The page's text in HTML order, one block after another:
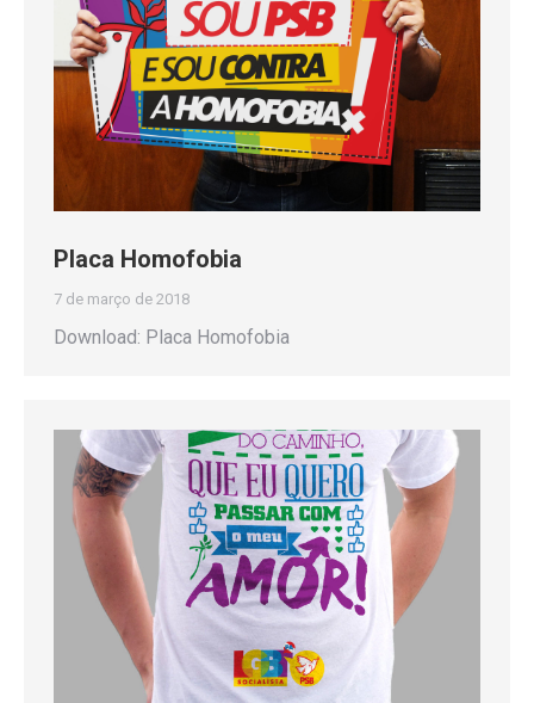
Placa Homofobia
7 de março de 2018
Download: Placa Homofobia